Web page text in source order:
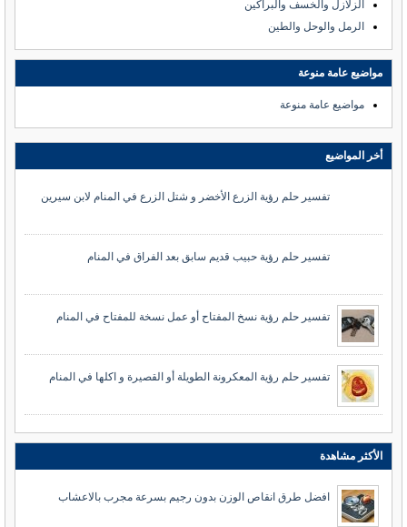
الزلازل والخسف والبراكين
الرمل والوحل والطين
مواضيع عامة منوعة
مواضيع عامة منوعة
أخر المواضيع
تفسير حلم رؤية الزرع الأخضر و شتل الزرع في المنام لابن سيرين
تفسير حلم رؤية حبيب قديم سابق بعد الفراق في المنام
تفسير حلم رؤية نسخ المفتاح أو عمل نسخة للمفتاح في المنام
تفسير حلم رؤية المعكرونة الطويلة أو القصيرة و اكلها في المنام
الأكثر مشاهدة
افضل طرق انقاص الوزن بدون رجيم بسرعة مجرب بالاعشاب